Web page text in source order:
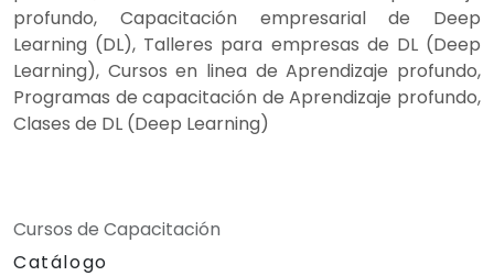
profundo, Capacitación empresarial de Deep
Learning (DL), Talleres para empresas de DL (Deep
Learning), Cursos en linea de Aprendizaje profundo,
Programas de capacitación de Aprendizaje profundo,
Clases de DL (Deep Learning)
Cursos de Capacitación
Catálogo